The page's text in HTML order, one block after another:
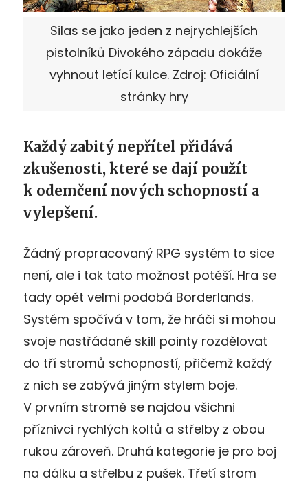
Silas se jako jeden z nejrychlejších
pistolníků Divokého západu dokáže
vyhnout letící kulce. Zdroj: Oficiální
stránky hry
Každý zabitý nepřítel přidává
zkušenosti, které se dají použít
k odemčení nových schopností a
vylepšení.
Žádný propracovaný RPG systém to sice
není, ale i tak tato možnost potěší. Hra se
tady opět velmi podobá Borderlands.
Systém spočívá v tom, že hráči si mohou
svoje nastřádané skill pointy rozdělovat
do tří stromů schopností, přičemž každý
z nich se zabývá jiným stylem boje.
V prvním stromě se najdou všichni
příznivci rychlých koltů a střelby z obou
rukou zároveň. Druhá kategorie je pro boj
na dálku a střelbu z pušek. Třetí strom